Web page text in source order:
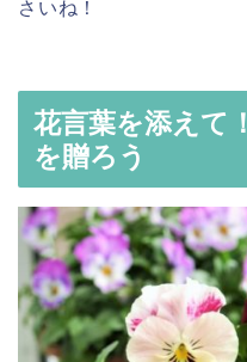
さいね！
花言葉を添えて
を贈ろう